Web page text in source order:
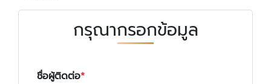
กรุณากรอกข้อมูล
ชื่อผู้ติดต่อ